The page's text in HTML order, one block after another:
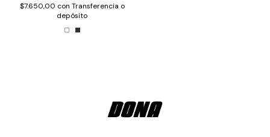
$7.650,00 con Transferencia o
depósito